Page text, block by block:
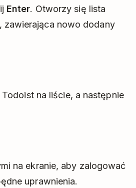
Enter. Otworzy się lista
zawierająca nowo dodany
na liście, a następnie
na ekranie, aby zalogować
uprawnienia.